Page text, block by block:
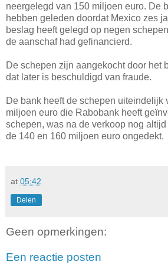
neergelegd van 150 miljoen euro. De
hebben geleden doordat Mexico zes
beslag heeft gelegd op negen
de aanschaf had gefinancierd.
De schepen zijn aangekocht door het
dat later is beschuldigd van fraude.
De bank heeft de schepen uiteindelijk
miljoen euro die Rabobank heeft
schepen, was na de verkoop nog
de 140 en 160 miljoen euro ongedekt.
at 05:42
Delen
Geen opmerkingen:
Een reactie posten